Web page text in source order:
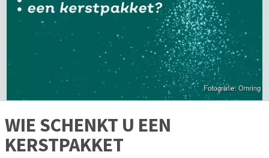
WIE SCHENKT U EEN
KERSTPAKKET